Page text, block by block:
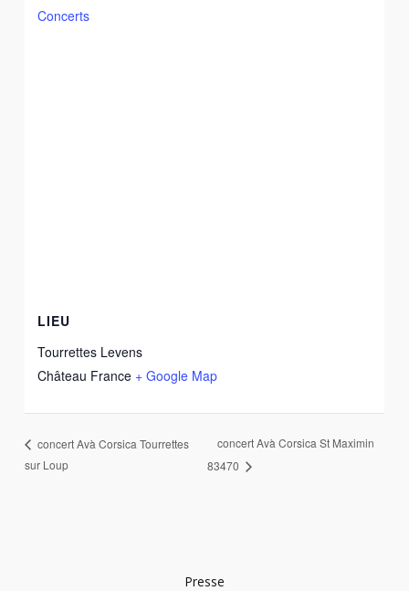
Concerts
LIEU
Tourrettes Levens
Château France + Google Map
concert Avà Corsica Tourrettes
sur Loup
concert Avà Corsica St Maximin
83470
Presse